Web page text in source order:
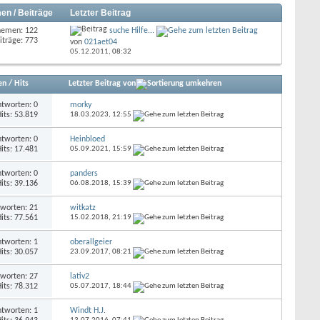
/ Beiträge Letzter Beitrag
122
773
suche Hilfe...
von 021aet04
05.12.2011, 08:32
/ Hits Letzter Beitrag von
0
53.819
morky
18.03.2023, 12:55
0
17.481
Heinbloed
05.09.2021, 15:59
0
39.136
panders
06.08.2018, 15:39
21
77.561
witkatz
15.02.2018, 21:19
1
30.057
oberallgeier
23.09.2017, 08:21
27
78.312
lativ2
05.07.2017, 18:44
1
Windt H.J.